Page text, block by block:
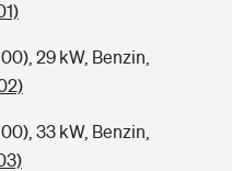
29 kW, Benzin,
33 kW, Benzin,